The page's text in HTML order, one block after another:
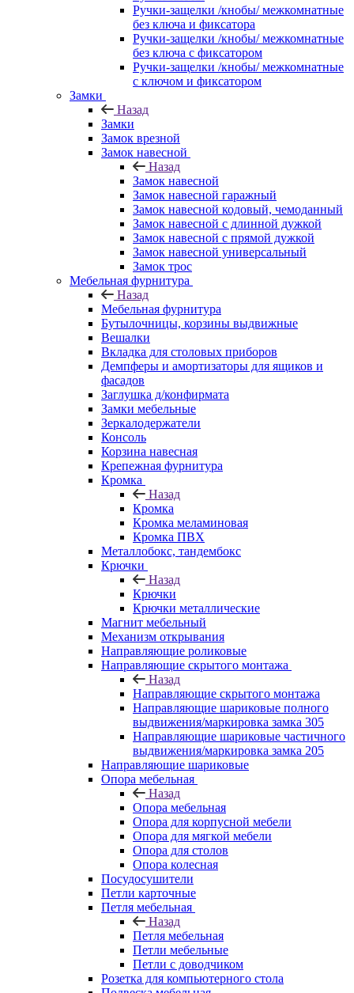
Ручки-защелки /кнобы/ межкомнатные
без ключа и фиксатора
Ручки-защелки /кнобы/ межкомнатные
без ключа с фиксатором
Ручки-защелки /кнобы/ межкомнатные
с ключом и фиксатором
Замки
Назад
Замки
Замок врезной
Замок навесной
Назад
Замок навесной
Замок навесной гаражный
Замок навесной кодовый, чемоданный
Замок навесной с длинной дужкой
Замок навесной с прямой дужкой
Замок навесной универсальный
Замок трос
Мебельная фурнитура
Назад
Мебельная фурнитура
Бутылочницы, корзины выдвижные
Вешалки
Вкладка для столовых приборов
Демпферы и амортизаторы для ящиков и
фасадов
Заглушка д/конфирмата
Замки мебельные
Зеркалодержатели
Консоль
Корзина навесная
Крепежная фурнитура
Кромка
Назад
Кромка
Кромка меламиновая
Кромка ПВХ
Металлобокс, тандембокс
Крючки
Назад
Крючки
Крючки металлические
Магнит мебельный
Механизм открывания
Направляющие роликовые
Направляющие скрытого монтажа
Назад
Направляющие скрытого монтажа
Направляющие шариковые полного
выдвижения/маркировка замка 305
Направляющие шариковые частичного
выдвижения/маркировка замка 205
Направляющие шариковые
Опора мебельная
Назад
Опора мебельная
Опора для корпусной мебели
Опора для мягкой мебели
Опора для столов
Опора колесная
Посудосушители
Петли карточные
Петля мебельная
Назад
Петля мебельная
Петли мебельные
Петли с доводчиком
Розетка для компьютерного стола